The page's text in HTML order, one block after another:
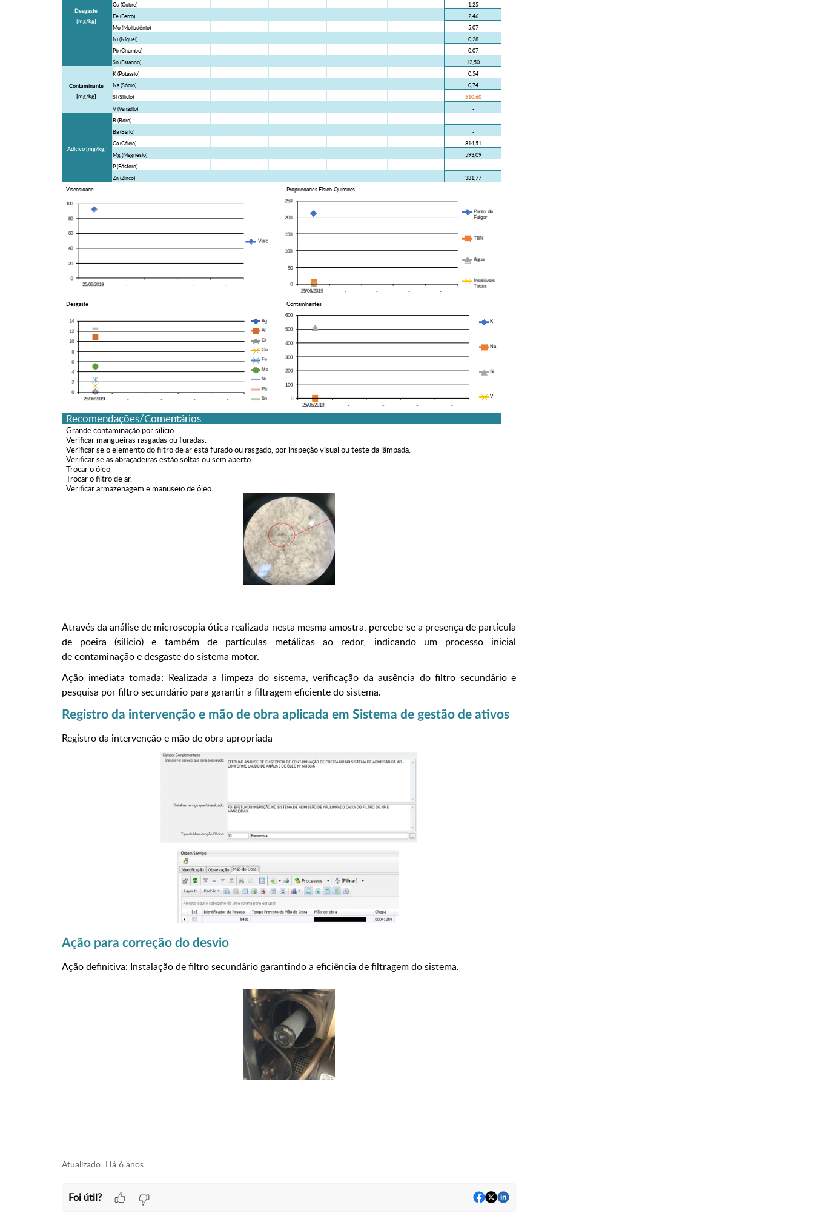
Desgaste
[mg/kg]
Cu (Cobre)
1,25
Fe (Ferro)
2,46
Mo (Molibdênio)
5,07
Ni (Níquel)
0,28
Pb (Chumbo)
0,07
Sn (Estanho)
12,50
Contaminante
[mg/kg]
K (Potássio)
0,54
Na (Sódio)
0,74
Si (Silício)
510,60
V (Vanádio) -
Aditivo [mg/kg]
B (Boro)
-
Ba (Bário)
-
Ca (Cálcio)
814,51
Mg (Magnésio)
593,09
P (Fósforo)
-
Zn (Zinco)
381,77
Viscosidade
Propriedades Físico-Químicas
Desgaste Contaminantes
Recomendações/Comentários
Grande contaminação por silício.
Verificar mangueiras rasgadas ou furadas.
Verificar se o elemento do filtro de ar está furado ou rasgado, por inspeção visual ou teste da lâmpada.
Verificar se as abraçadeiras estão soltas ou sem aperto.
Trocar o óleo
Trocar o filtro de ar.
Verificar armazenagem e manuseio de óleo.
Através da análise de microscopia ótica realizada nesta mesma amostra, percebe-se a presença de partícula
de poeira (silício) e também de partículas metálicas ao redor, indicando um processo inicial
de contaminação e desgaste do sistema motor.
Ação imediata tomada: Realizada a limpeza do sistema, verificação da ausência do filtro secundário e
pesquisa por filtro secundário para garantir a filtragem eficiente do sistema.
Registro da intervenção e mão de obra aplicada em Sistema de gestão de ativos
Registro da intervenção e mão de obra apropriada
Ação para correção do desvio
Ação definitiva: Instalação de filtro secundário garantindo a eficiência de filtragem do sistema.
Atualizado: Há 6 anos
Foi útil?